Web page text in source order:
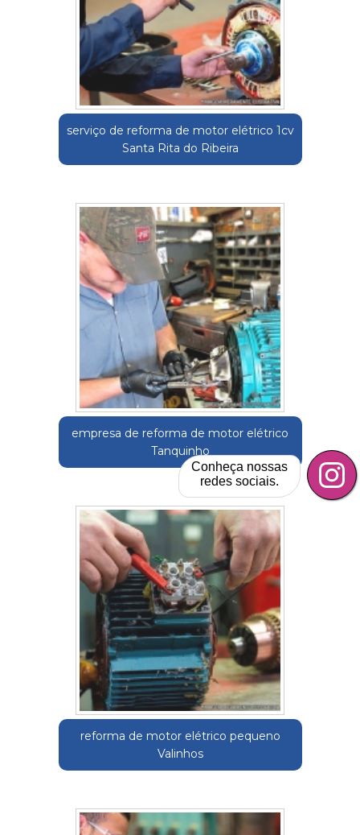
serviço de reforma de motor elétrico 1cv
Santa Rita do Ribeira
empresa de reforma de motor elétrico
Tanquinho
reforma de motor elétrico pequeno
Valinhos
Conheça nossas
redes sociais.